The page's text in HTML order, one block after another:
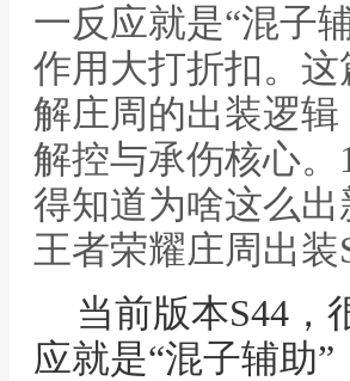
一反应就是“混子
作用大打折扣。
解庄周的出装逻
解控与承伤核心
得知道为啥这么
王者荣耀庄周出
当前版本S44，
应就是“混子辅助